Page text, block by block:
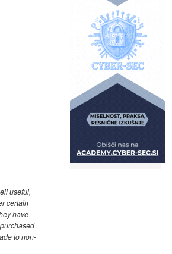
useful,
certain
have
to non-